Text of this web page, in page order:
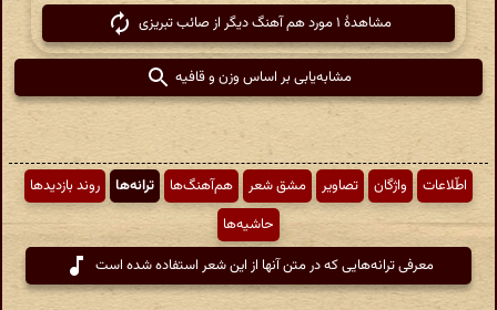
مشاهدهٔ ۱ مورد هم آهنگ دیگر از صائب تبریزی
مشابه‌یابی بر اساس وزن و قافیه
اطّلاعات واژگان تصاویر مشق شعر هم‌آهنگ‌ها ترانه‌ها
روند بازدیدها
حاشیه‌ها
معرفی ترانه‌هایی که در متن آنها از این شعر استفاده شده است